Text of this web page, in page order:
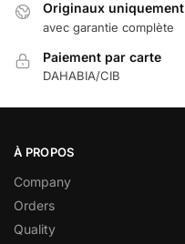
Originaux uniquement
avec garantie complète
Paiement par carte
DAHABIA/CIB
À PROPOS
Company
Orders
Quality